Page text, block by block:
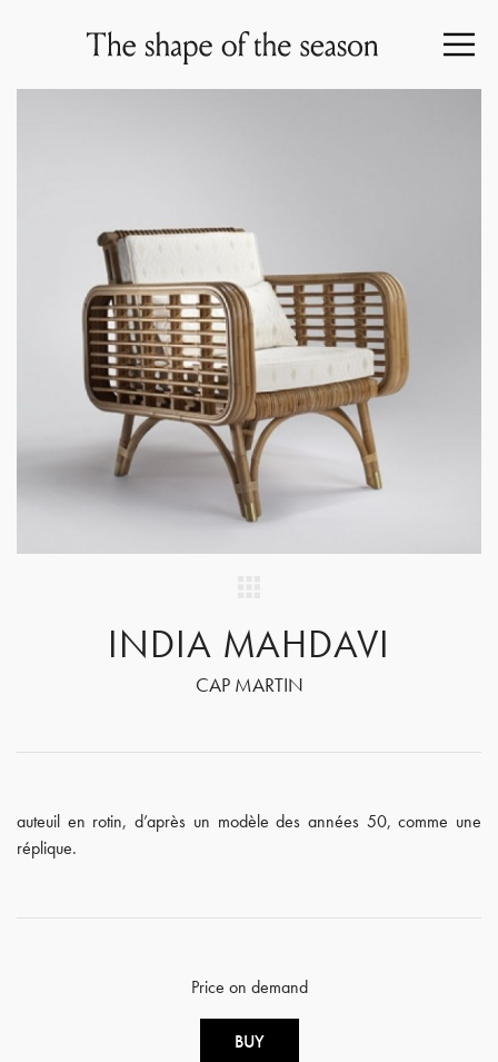
INDIA MAHDAVI
CAP MARTIN
auteuil en rotin, d’après un modèle des années 50, comme une
réplique.
Price on demand
BUY